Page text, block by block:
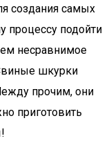
создания самых
процессу подойти
несравнимое
шкурки
прочим, они
приготовить